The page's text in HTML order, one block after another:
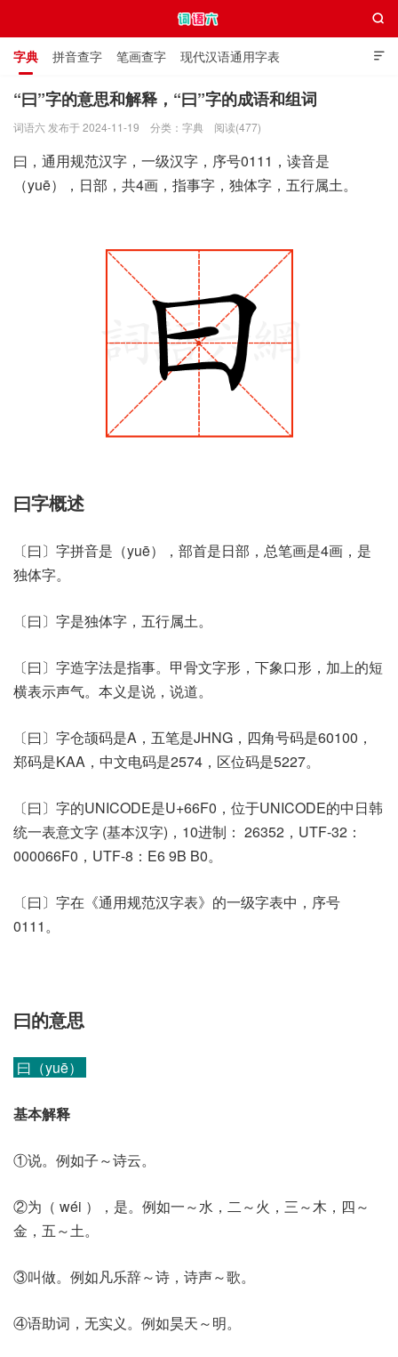

字典 拼音查字 笔画查字 现代汉语通用字表
通用规范汉字表 叠字大全 独体字大全 极简英语词典

“曰”字的意思和解释，“曰”字的成语和组词
词语六 发布于 2024-11-19 分类： 字典 阅读(477)
曰，通用规范汉字，一级汉字，序号0111，读音是
（yuē），日部，共4画，指事字，独体字，五行属土。
曰字概述
〔曰〕字拼音是（yuē），部首是日部，总笔画是4画，是
独体字。
〔曰〕字是独体字，五行属土。
〔曰〕字造字法是指事。甲骨文字形，下象口形，加上的短
横表示声气。本义是说，说道。
〔曰〕字仓颉码是A，五笔是JHNG，四角号码是60100，
郑码是KAA，中文电码是2574，区位码是5227。
〔曰〕字的UNICODE是U+66F0，位于UNICODE的中日韩
统一表意文字 (基本汉字)，10进制： 26352，UTF-32：
000066F0，UTF-8：E6 9B B0。
〔曰〕字在《通用规范汉字表》的一级字表中，序号
0111。
曰的意思
曰（yuē）
基本解释
①说。例如子～诗云。
②为（ wéi ），是。例如一～水，二～火，三～木，四～
金，五～土。
③叫做。例如凡乐辞～诗，诗声～歌。
④语助词，无实义。例如昊天～明。